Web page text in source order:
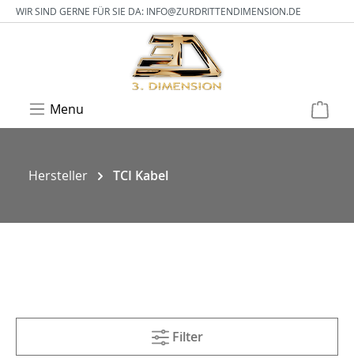
WIR SIND GERNE FÜR SIE DA: INFO@ZURDRITTENDIMENSION.DE
Menu
Hersteller TCI Kabel
Filter